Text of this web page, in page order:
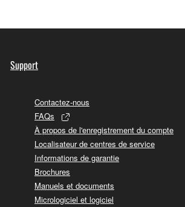
Support
Contactez-nous
FAQs
À propos de l'enregistrement du compte
Localisateur de centres de service
Informations de garantie
Brochures
Manuels et documents
Micrologiciel et logiciel